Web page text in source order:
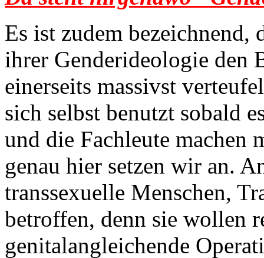
Es ist zudem
ihrer Genderideologie den
einerseits massivst
sich selbst benutzt sobald
und die Fachleute machen
genau hier setzen wir an.
transsexuelle Menschen,
betroffen, denn sie wollen
genitalangleichende